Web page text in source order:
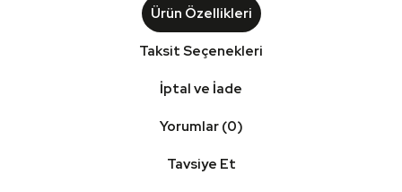
Ürün Özellikleri
Taksit Seçenekleri
İptal ve İade
Yorumlar (0)
Tavsiye Et